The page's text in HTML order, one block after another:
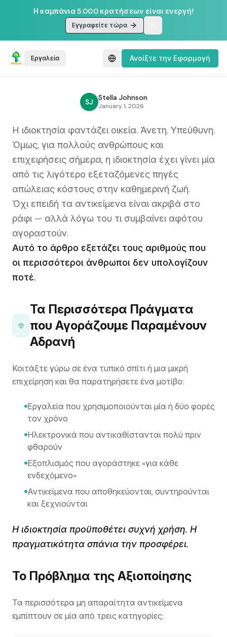
Η καμπάνια 5.000 κρατήσεων είναι ενεργή!
Εγγραφείτε τώρα
Εργαλεία Ανοίξτε την Εφαρμογή
SJ Stella Johnson
January 1, 2026
Η ιδιοκτησία φαντάζει οικεία. Άνετη. Υπεύθυνη.
Όμως, για πολλούς ανθρώπους και
επιχειρήσεις σήμερα, η ιδιοκτησία έχει γίνει μία
από τις λιγότερο εξεταζόμενες πηγές
απώλειας κόστους στην καθημερινή ζωή.
Όχι επειδή τα αντικείμενα είναι ακριβά στο
ράφι — αλλά λόγω του τι συμβαίνει αφότου
αγοραστούν.
Αυτό το άρθρο εξετάζει τους αριθμούς που
οι περισσότεροι άνθρωποι δεν υπολογίζουν
ποτέ.
Τα Περισσότερα Πράγματα
που Αγοράζουμε Παραμένουν
Αδρανή
Κοιτάξτε γύρω σε ένα τυπικό σπίτι ή μια μικρή
επιχείρηση και θα παρατηρήσετε ένα μοτίβο:
Εργαλεία που χρησιμοποιούνται μία ή δύο φορές
τον χρόνο
Ηλεκτρονικά που αντικαθίστανται πολύ πριν
φθαρούν
Εξοπλισμός που αγοράστηκε «για κάθε
ενδεχόμενο»
Αντικείμενα που αποθηκεύονται, συντηρούνται
και ξεχνιούνται
Η ιδιοκτησία προϋποθέτει συχνή χρήση. Η
πραγματικότητα σπάνια την προσφέρει.
Το Πρόβλημα της Αξιοποίησης
Τα περισσότερα μη απαραίτητα αντικείμενα
εμπίπτουν σε μία από τρεις κατηγορίες: